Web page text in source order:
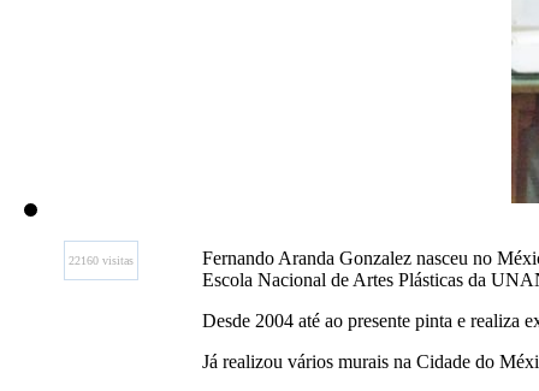
22160 visitas
Fernando Aranda Gonzalez nasceu no
Escola Nacional de Artes Plásticas da
Desde 2004 até ao presente pinta e realiza
Já realizou vários murais na Cidade do